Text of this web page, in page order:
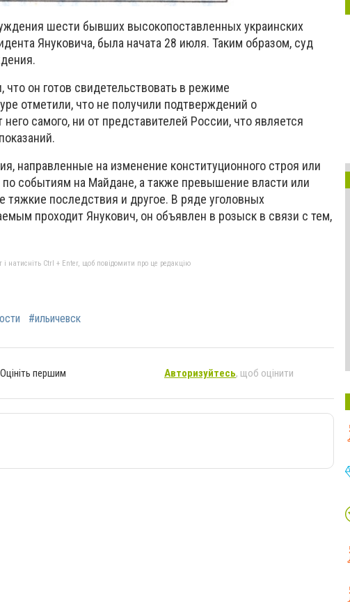
шести бывших высокопоставленных украинских
Януковича, была начата 28 июля. Таким образом, суд
он готов свидетельствовать в режиме
отметили, что не получили подтверждений о
самого, ни от представителей России, что является
направленные на изменение конституционного строя или
по событиям на Майдане, а также превышение власти или
последствия и другое. В ряде уголовных
проходит Янукович, он объявлен в розыск в связи с тем,
натисніть Ctrl + Enter, щоб повідомити про це редакцію
#ильичевск
Оцініть першим Авторизуйтесь, щоб оцінити